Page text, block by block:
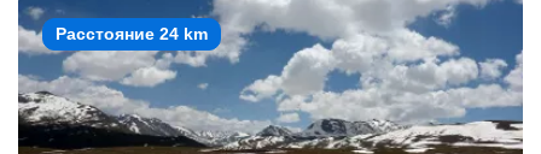
Расстояние 24 km